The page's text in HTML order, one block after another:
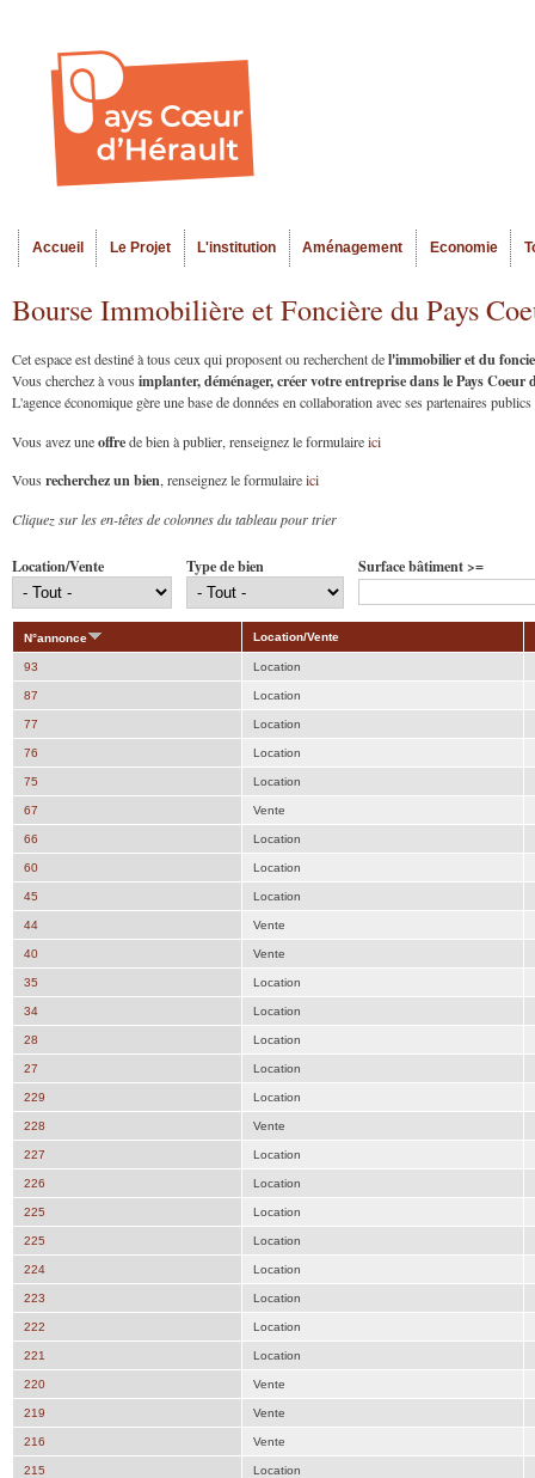
Menu principal
Accueil Le Projet L'institution Aménagement Economie
Bourse Immobilière et Foncière du Pays
Cet espace est destiné à tous ceux qui proposent ou recherchent del'immobilier et du
Vous cherchez à vous implanter, déménager, créer votre entreprise dans le Pays
L'agence économique gère une base de données en collaboration avec ses partenaires
Vous avez uneoffrede bien à publier, renseignez le formulaireici
Vous recherchez un bien, renseignez le formulaireici
Cliquez sur les en-têtes de colonnes du tableau pour trier
Location/Vente Type de bien Surface bâtiment >=
N°annonce Location/Vente
93 Location
87 Location
77 Location
76 Location
75 Location
67 Vente
66 Location
60 Location
45 Location
44 Vente
40 Vente
35 Location
34 Location
28 Location
27 Location
229 Location
228 Vente
227 Location
226 Location
225 Location
225 Location
224 Location
223 Location
222 Location
221 Location
220 Vente
219 Vente
216 Vente
215 Location